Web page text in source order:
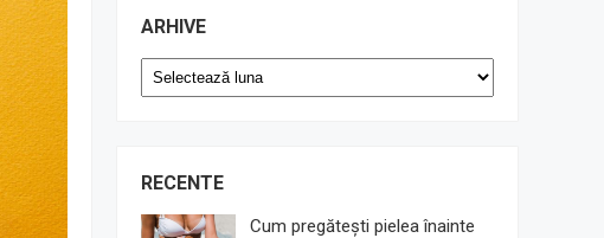
ARHIVE
Arhive
RECENTE
Cum pregătești pielea înainte